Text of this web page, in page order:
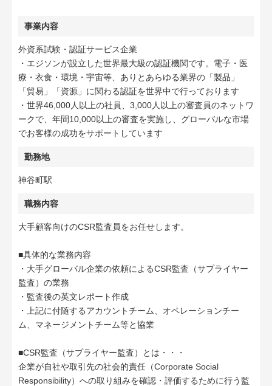
事業内容
外資系試験・認証サービス企業
・エジソンが設立した世界最大級の認証機関です。電子・医
療・衣食・環境・宇宙等、ありとあらゆる業界の「製品」
「貿易」「資源」に関わる認証を世界中で行っております
・世界46,000人以上の社員、3,000人以上の審査員のネットワ
ークで、年間10,000以上の審査を実施し、グローバルな市場
でお客様の成功をサポートしています
勤務地
神谷町駅
職務内容
大手顧客向けのCSR監査員をお任せします。
■具体的な業務内容
・大手グローバル企業の依頼によるCSR監査（サプライヤー
監査）の業務
・監査後の英文レポート作成
・上記に付随するアカウントチーム、オペレーションチー
ム、マネージメントチーム等と協業
■CSR監査（サプライヤー監査）とは・・・
企業が自社や取引先の社会的責任（Corporate Social
Responsibility）への取り組みを確認・評価するために行う監